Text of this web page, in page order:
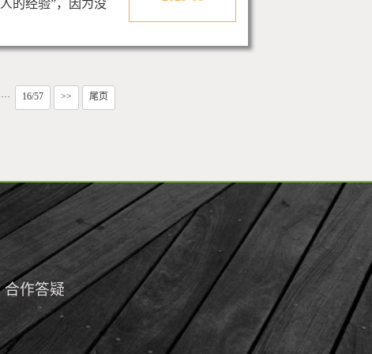
的经验”，因为没
··· 16/57 >> 尾页
合作答疑